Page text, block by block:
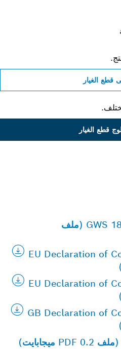
الغيار
قطع الغيار
دليل الإرشادات | GWS 18V-8 (ملف
EU Declaration of
EU Declaration of
GB Declaration of